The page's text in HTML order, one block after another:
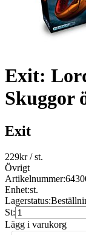
Exit:
Skuggor
Exit
229kr/ st.
Övrigt
Artikelnummer:
Enhet:st.
Lagerstatus:
St:
Lägg i varukorg